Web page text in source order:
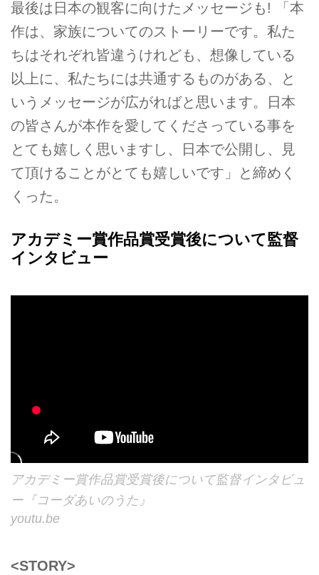
最後は日本の観客に向けたメッセージも! 「本
作は、家族についてのストーリーです。私た
ちはそれぞれ皆違うけれども、想像している
以上に、私たちには共通するものがある、と
いうメッセージが広がればと思います。日本
の皆さんが本作を愛してくださっている事を
とても嬉しく思いますし、日本で公開し、見
て頂けることがとても嬉しいです」と締めく
くった。
アカデミー賞作品賞受賞後について監督
インタビュー
アカデミー賞作品賞受賞後について監督インタビュ
ー『コーダあいのうた』
youtu.be
<STORY>